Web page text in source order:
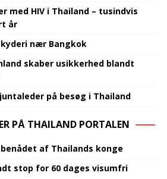
med HIV i Thailand – tusindvis
år
nær Bangkok
skaber usikkerhed blandt
på besøg i Thailand
PÅ THAILAND PORTALEN
af Thailands konge
stop for 60 dages visumfri